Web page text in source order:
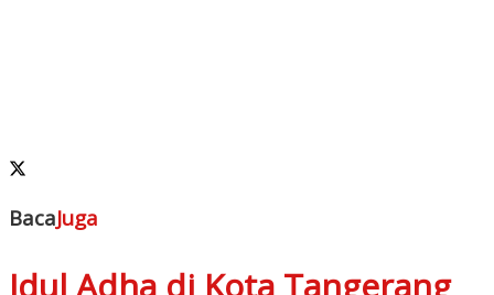
BacaJuga
Idul Adha di Kota Tangerang